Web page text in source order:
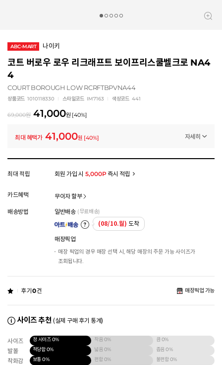
ABC-MART 나이키
코트 버로우 로우 리크래프트 보이프리스쿨벨크로 NA4
4
COURT BOROUGH LOW RCRFTBPVNA44
상품코드 1010118330 스타일코드 IM7163 색상코드 441
69,000원 41,000원 [40%]
최대 혜택가 41,000원 [40%] 자세히
멤버십 상시 할인
모든 혜택이 적용된 금액으로, 실제 결제 금액과는 차이가 있을 수 있습니다.
최대 적립 회원 가입 시 5,000P즉시 적립
카드혜택 무이자 할부
배송방법 일반배송 (무료배송)
(08/10.월) 도착
매장픽업
매장 픽업의 경우 매장 선택 시, 해당 매장의 주문 가능 사이즈가
조회됩니다.
후기0건 매장픽업 가능
사이즈 추천 (실제 구매 후기 통계)
사이즈 정 사이즈0% 작음0% 큼0%
발볼 적당함0% 넓음0% 좁음0%
착화감 보통0% 편함0% 불편함0%